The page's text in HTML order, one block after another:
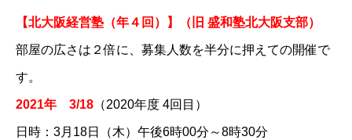
【北大阪経営塾（年４回）】（旧 盛和塾北大阪支部）
部屋の広さは２倍に、募集人数を半分に押えての開催で
す。
2021年 3/18​​​​​​​​​​​​ （2020年度 4回目）
日時：3月18日（木）午後6時00分～8時30分